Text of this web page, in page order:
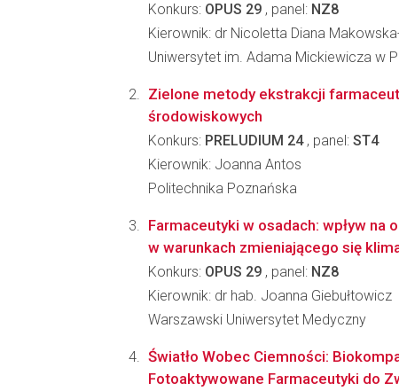
Konkurs: OPUS 29 , panel: NZ8
Kierownik: dr Nicoletta Diana
Uniwersytet im. Adama Mickiewicza w
Zielone metody ekstrakcji
środowiskowych
Konkurs: PRELUDIUM 24, panel: ST4
Kierownik: Joanna Antos
Politechnika Poznańska
Farmaceutyki w osadach: wpływ na
w warunkach zmieniającego się
Konkurs: OPUS 29 , panel: NZ8
Kierownik: dr hab. Joanna Giebułtowicz
Warszawski Uniwersytet Medyczny
Światło Wobec Ciemności:
Fotoaktywowane Farmaceutyki do